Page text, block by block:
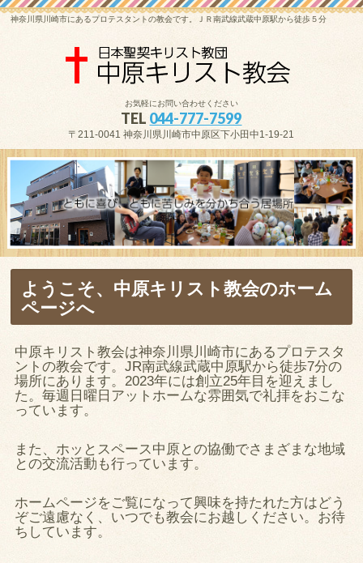
神奈川県川崎市にあるプロテスタントの教会です。ＪＲ南武線武蔵中原駅から徒歩５分
お気軽にお問い合わせください
TEL 044-777-7599
〒211-0041 神奈川県川崎市中原区下小田中1-19-21
ようこそ、中原キリスト教会のホーム
ページへ
中原キリスト教会は神奈川県川崎市にあるプロテスタ
ントの教会です。JR南武線武蔵中原駅から徒歩7分の
場所にあります。2023年には創立25年目を迎えまし
た。毎週日曜日アットホームな雰囲気で礼拝をおこな
っています。
また、ホッとスペース中原との協働でさまざまな地域
との交流活動も行っています。
ホームページをご覧になって興味を持たれた方はどう
ぞご遠慮なく、いつでも教会にお越しください。お待
ちしています。